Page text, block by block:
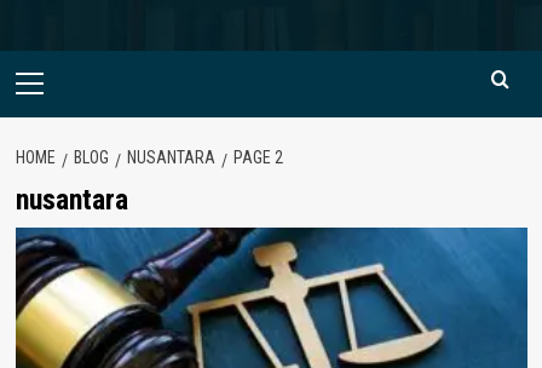
Primary
HOME BLOG NUSANTARA PAGE 2
nusantara